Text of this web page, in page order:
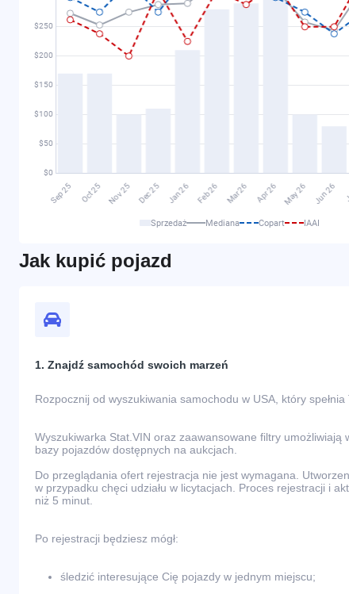
Sprzedaż Mediana Copart IAAI
Jak kupić pojazd
1. Znajdź samochód swoich marzeń
Rozpocznij od wyszukiwania samochodu w USA, który spełnia
Wyszukiwarka Stat.VIN oraz zaawansowane filtry umożliwiają
bazy pojazdów dostępnych na aukcjach.
Do przeglądania ofert rejestracja nie jest wymagana.
w przypadku chęci udziału w licytacjach. Proces rejestracji i
niż 5 minut.
Po rejestracji będziesz mógł:
śledzić interesujące Cię pojazdy w jednym miejscu;